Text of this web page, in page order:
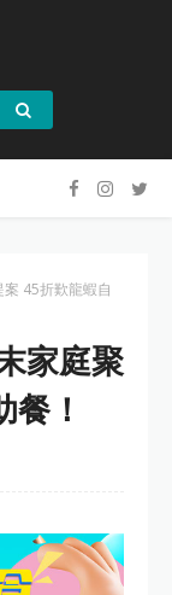
45折歎龍蝦自
家庭聚
！